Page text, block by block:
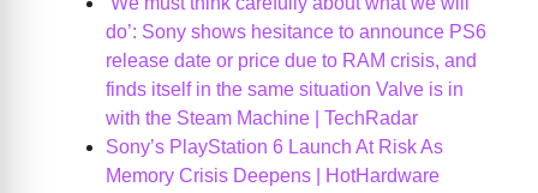
do’: Sony shows hesitance to announce PS6
release date or price due to RAM crisis, and
finds itself in the same situation Valve is in
with the Steam Machine | TechRadar
Sony’s PlayStation 6 Launch At Risk As
Memory Crisis Deepens | HotHardware